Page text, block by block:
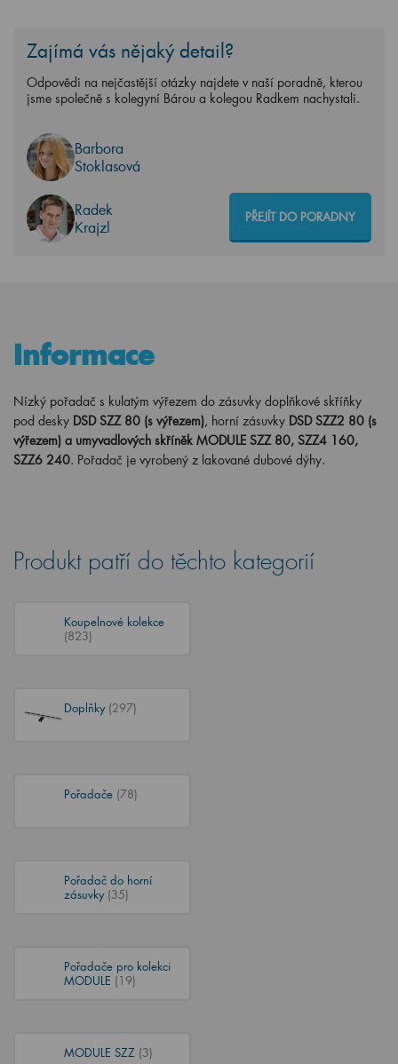
Zajímá vás nějaký detail?
Odpovědi na nejčastější otázky najdete v naší poradně, kterou
jsme společně s kolegyní Bárou a kolegou Radkem nachystali.
Barbora
Stoklasová
Radek
Krajzl
PŘEJÍT DO PORADNY
Informace
Nízký pořadač s kulatým výřezem do zásuvky doplňkové skříňky
pod desky DSD SZZ 80 (s výřezem), horní zásuvky DSD SZZ2 80 (s
výřezem) a umyvadlových skříněk MODULE SZZ 80, SZZ4 160,
SZZ6 240. Pořadač je vyrobený z lakované dubové dýhy.
Produkt patří do těchto kategorií
Koupelnové kolekce
(823)
Doplňky (297)
Pořadače (78)
Pořadač do horní
zásuvky (35)
Pořadače pro kolekci
MODULE (19)
MODULE SZZ (3)